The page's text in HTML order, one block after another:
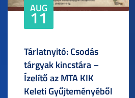
AUG
11
Tárlatnyitó: Csodás
tárgyak kincstára –
Ízelítő az MTA KIK
Keleti Gyűjteményéből